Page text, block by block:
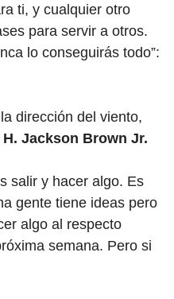
ti, y cualquier otro
para servir a otros.
lo conseguirás todo”:
dirección del viento,
H. Jackson Brown Jr.
salir y hacer algo. Es
gente tiene ideas pero
algo al respecto
semana. Pero si